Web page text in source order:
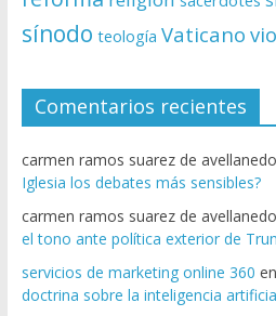
sínodo teología Vaticano
Comentarios recientes
carmen ramos suarez de avellanedo
Iglesia los debates más sensibles?
carmen ramos suarez de avellanedo
el tono ante política exterior de
servicios de marketing online 360 en
doctrina sobre la inteligencia